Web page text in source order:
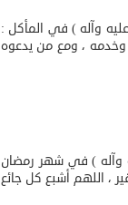
وآله ) في المأكل :
وخدمه ، ومع من يدعوه
دعائه ( صلى الله عليه وآله ) في شهر رمضان
، اللهم أشبع كل جائع